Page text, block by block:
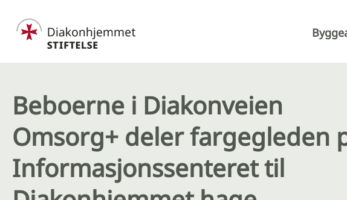
Beboerne i Diakonveien
Omsorg+ deler fargegleden
Informasjonssenteret til